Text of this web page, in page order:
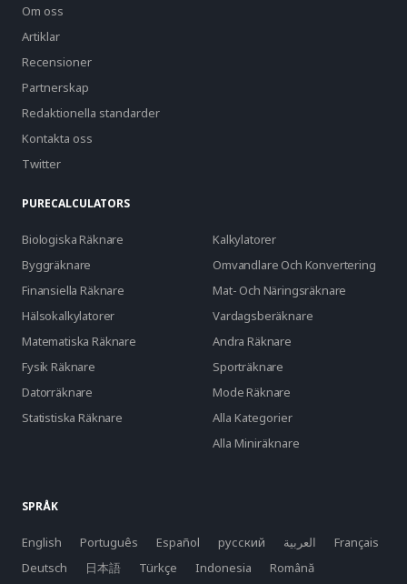
Om oss
Artiklar
Recensioner
Partnerskap
Redaktionella standarder
Kontakta oss
Twitter
PURECALCULATORS
Biologiska Räknare
Kalkylatorer
Byggräknare
Omvandlare Och Konvertering
Finansiella Räknare
Mat- Och Näringsräknare
Hälsokalkylatorer
Vardagsberäknare
Matematiska Räknare
Andra Räknare
Fysik Räknare
Sporträknare
Datorräknare
Mode Räknare
Statistiska Räknare
Alla Kategorier
Alla Miniräknare
SPRÅK
English Português Español русский العربية
Français
Deutsch
日本語 Türkçe Indonesia
Română